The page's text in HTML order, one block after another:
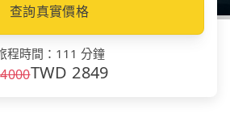
查詢真實價格
程時間 ： 111 分鐘
4000TWD 2849